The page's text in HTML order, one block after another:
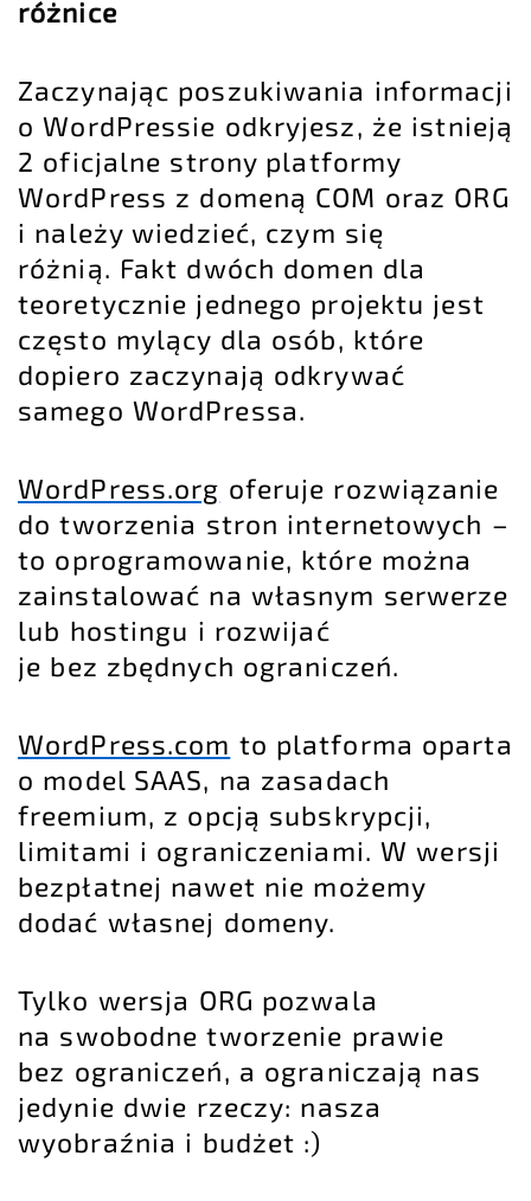
różnice
Zaczynając poszukiwania informacji
o WordPressie odkryjesz, że istnieją
2 oficjalne strony platformy
WordPress z domeną COM oraz ORG
i należy wiedzieć, czym się
różnią. Fakt dwóch domen dla
teoretycznie jednego projektu jest
często mylący dla osób, które
dopiero zaczynają odkrywać
samego WordPressa.
WordPress.org oferuje rozwiązanie
do tworzenia stron internetowych –
to oprogramowanie, które można
zainstalować na własnym serwerze
lub hostingu i rozwijać
je bez zbędnych ograniczeń.
WordPress.com to platforma oparta
o model SAAS, na zasadach
freemium, z opcją subskrypcji,
limitami i ograniczeniami. W wersji
bezpłatnej nawet nie możemy
dodać własnej domeny.
Tylko wersja ORG pozwala
na swobodne tworzenie prawie
bez ograniczeń, a ograniczają nas
jedynie dwie rzeczy: nasza
wyobraźnia i budżet :)